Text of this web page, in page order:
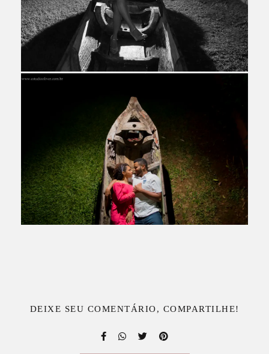
DEIXE SEU COMENTÁRIO, COMPARTILHE!